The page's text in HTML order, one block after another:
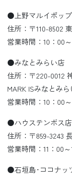
●上野マルイポップ
住所：〒110-8502
営業時間：10：00
●みなとみらい店
住所：〒220-0012
MARK ISみなとみ
営業時間：10：00
●ハウステンボス店
住所：〒859-3243
営業時間：11：00
●石垣島･ココナッ